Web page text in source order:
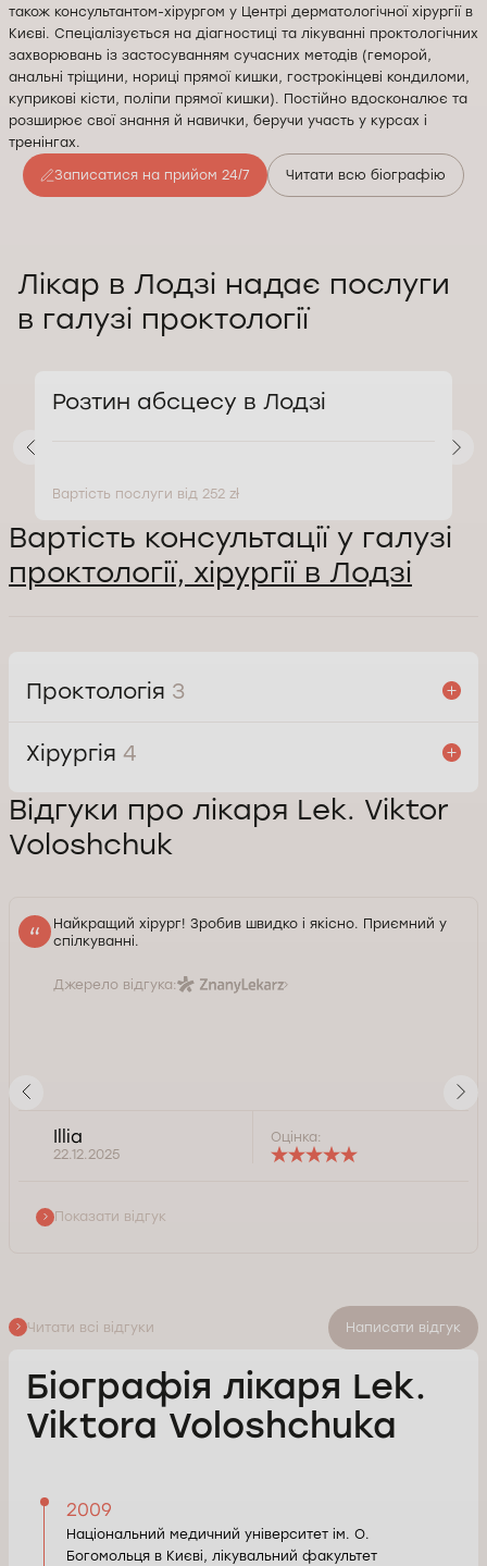
також консультантом-хірургом у Центрі дерматологічної хірургії в
Києві. Спеціалізується на діагностиці та лікуванні проктологічних
захворювань із застосуванням сучасних методів (геморой,
анальні тріщини, нориці прямої кишки, гострокінцеві кондиломи,
куприкові кісти, поліпи прямої кишки). Постійно вдосконалює та
розширює свої знання й навички, беручи участь у курсах і
тренінгах.
Записатися на прийом 24/7 Читати всю біографію
Лікар в Лодзі надає послуги
в галузі проктології
Розтин абсцесу в Лодзі
Вартість послуги від 252 zł
Вартість консультації у галузі
проктології, хірургії в Лодзі
Проктологія 3
Хірургія 4
Відгуки про лікаря Lek. Viktor
Voloshchuk
Найкращий хірург! Зробив швидко і якісно. Приємний у
спілкуванні.
Джерело відгука:
Illia
22.12.2025
Оцінка:
Показати відгук
Читати всі відгуки Написати відгук
Біографія лікаря Lek.
Viktora Voloshchuka
2009
Національний медичний університет ім. О.
Богомольця в Києві, лікувальний факультет